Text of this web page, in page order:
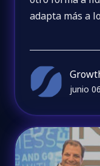
adapta más a
junio